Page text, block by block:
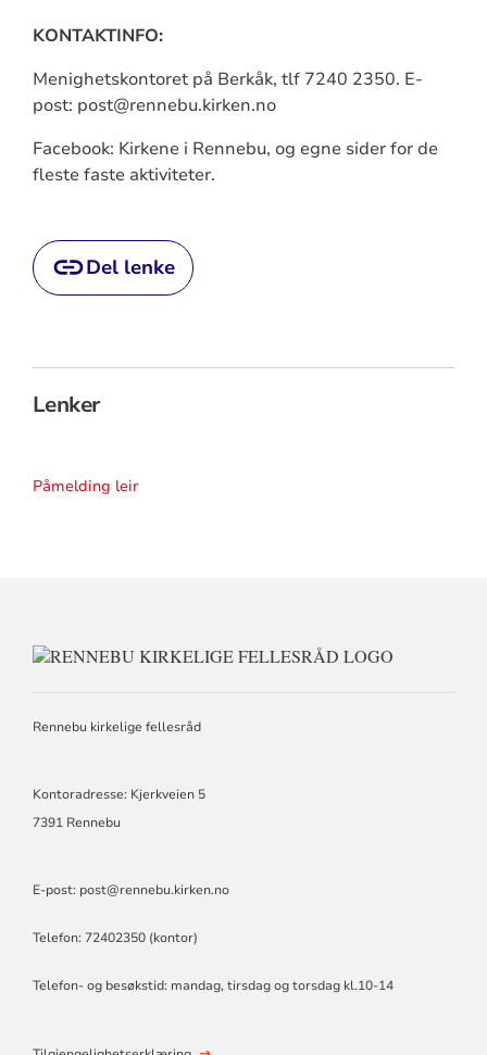
KONTAKTINFO:
Menighetskontoret på Berkåk, tlf 7240 2350. E-
post: post@rennebu.kirken.no
Facebook: Kirkene i Rennebu, og egne sider for de
fleste faste aktiviteter.
Del lenke
Lenker
Påmelding leir
Rennebu kirkelige fellesråd
Kontoradresse: Kjerkveien 5
7391 Rennebu
E-post: post@rennebu.kirken.no
Telefon: 72402350 (kontor)
Telefon- og besøkstid: mandag, tirsdag og torsdag kl.10-14